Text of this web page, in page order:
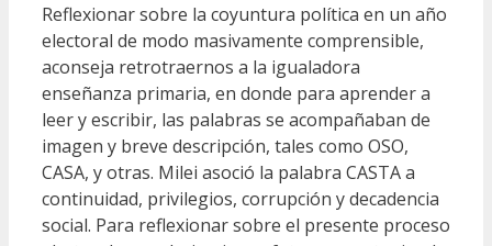
Reflexionar sobre la coyuntura política en un año
electoral de modo masivamente comprensible,
aconseja retrotraernos a la igualadora
enseñanza primaria, en donde para aprender a
leer y escribir, las palabras se acompañaban de
imagen y breve descripción, tales como OSO,
CASA, y otras. Milei asoció la palabra CASTA a
continuidad, privilegios, corrupción y decadencia
social. Para reflexionar sobre el presente proceso